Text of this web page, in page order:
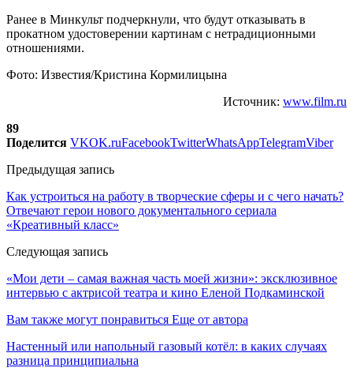
Ранее в Минкульт подчеркнули, что будут отказывать в
прокатном удостоверении картинам с нетрадиционными
отношениями.
Фото: Известия/Кристина Кормилицына
Источник: www.film.ru
89
Поделится VKOK.ruFacebookTwitterWhatsAppTelegramViber
Предыдущая запись
Как устроиться на работу в творческие сферы и с чего начать?
Отвечают герои нового документального сериала
«Креативный класс»
Следующая запись
«Мои дети – самая важная часть моей жизни»: эксклюзивное
интервью с актрисой театра и кино Еленой Подкаминской
Вам также могут понравиться Еще от автора
Настенный или напольный газовый котёл: в каких случаях
разница принципиальна